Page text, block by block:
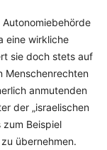
eine wirkliche
sie doch stets auf
Menschenrechten
anmutenden
der „israelischen
Beispiel
übernehmen.